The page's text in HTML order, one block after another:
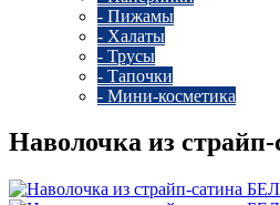
- Пижамы
- Халаты
- Трусы
- Тапочки
- Мини-косметика
Наволочка из